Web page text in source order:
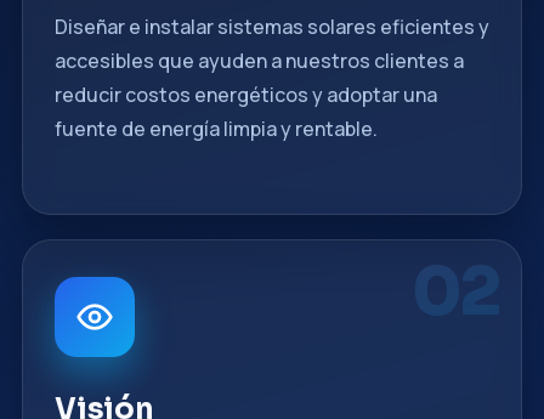
Diseñar e instalar sistemas solares eficientes y
accesibles que ayuden a nuestros clientes a
reducir costos energéticos y adoptar una
fuente de energía limpia y rentable.
02
Visión